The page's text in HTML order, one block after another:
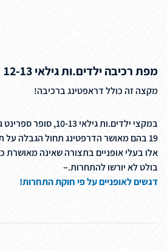
מפת רכיבה ילדים.ות גילאי 12-13
מקצה זה כולל דראפטינג ברכיבה!
19 בהם מאושר הדרפטינג תחול הגבלה על
אלו בעלי אופניים בתצורה שאינה מאושרת
בולט לא יורשו להתחרות.–
דגשים לאופניים על פי חוקת התחרות!